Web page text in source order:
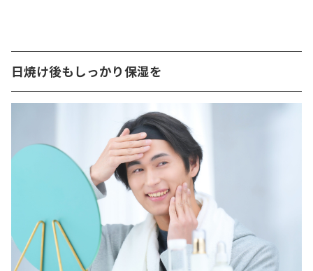
日焼け後もしっかり保湿を